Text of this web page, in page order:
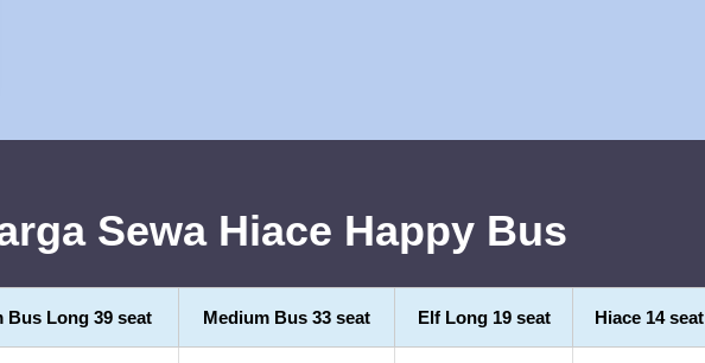
Sewa Hiace Happy Bus
Bus Long 39 seat Medium Bus 33 seat Elf Long 19 seat Hiace 14 seat